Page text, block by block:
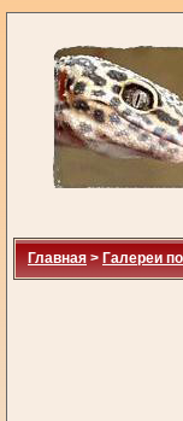
Главная > Галереи